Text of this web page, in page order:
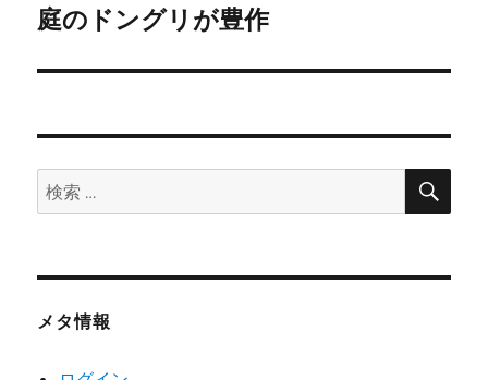
ゲ
ー
ン
次
投
庭のドングリが豊作
検
索:
検
メタ情報